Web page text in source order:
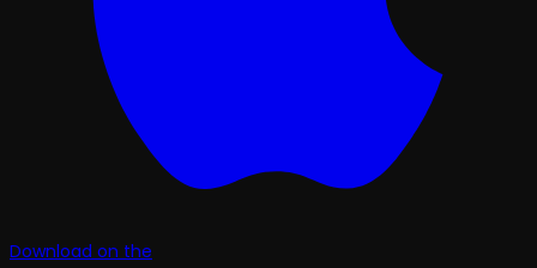
Download on the